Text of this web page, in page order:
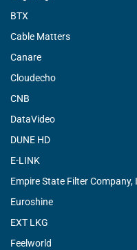
BTX
Cable Matters
Canare
Cloudecho
CNB
DataVideo
DUNE HD
E-LINK
Euroshine
EXT LKG
Feelworld